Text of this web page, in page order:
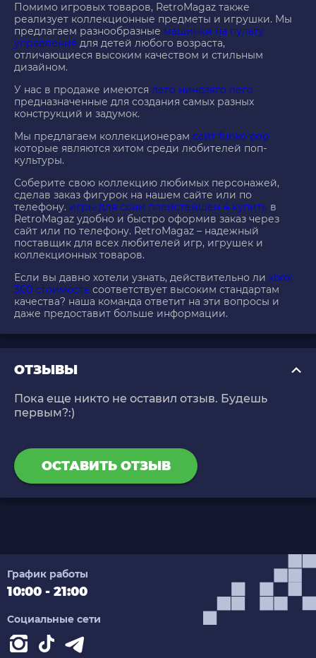
Помимо игровых товаров, RetroMagaz также
реализует коллекционные предметы и игрушки. Мы
предлагаем разнообразные машинки на пульту
управления для детей любого возраста,
отличающиеся высоким качеством и стильным
дизайном.
У нас в продаже имеются лего ниндзяго лего
предназначенные для создания самых разных
конструкций и задумок.
Мы предлагаем коллекционерам сайт funko pop
которые являются хитом среди любителей поп-
культуры.
Соберите свою коллекцию любимых персонажей,
сделав заказ фигурок на нашем сайте или по
телефону. игры для сони плейстейшен 4 купить в
RetroMagaz удобно и быстро оформив заказ через
сайт или по телефону. RetroMagaz – надежный
поставщик для всех любителей игр, игрушек и
коллекционных товаров.
Если вы давно хотели узнать, действительно ли xbox
360 стоимость соответствует высоким стандартам
качества? наша команда ответит на эти вопросы и
даже предоставит больше информации.
ОТЗЫВЫ
Пока еще никто не оставил отзыв. Будешь
первым?:)
ОСТАВИТЬ ОТЗЫВ
График работы
10:00 - 21:00
Социальные сети